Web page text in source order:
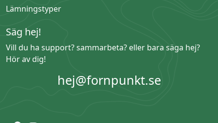
Lämningstyper
Säg hej!
Vill du ha support? sammarbeta? eller bara säga hej?
Hör av dig!
hej@fornpunkt.se